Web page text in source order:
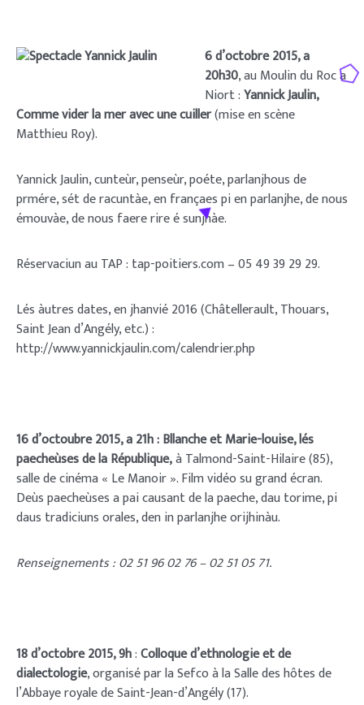
6 d’octobre 2015, a
20h30, au Moulin du Roc a
Niort :Yannick Jaulin,
Comme vider la meravec une cuiller(mise en scène
Matthieu Roy).
Yannick Jaulin, cunteùr, penseùr, poéte, parlanjhous de
prmére, sét de racuntàe, en françaes pi en parlanjhe, de nous
émouvàe, de nous faere rire é sunjhàe.
Réservaciun au TAP : tap-poitiers.com – 05 49 39 29 29.
Lés àutres dates, en jhanvié 2016 (Châtellerault, Thouars,
Saint Jean d’Angély, etc.) :
http://www.yannickjaulin.com/calendrier.php
16 d’octoubre 2015, a 21h : Bllanche et Marie-louise, lés
paecheùses de la République,à Talmond-Saint-Hilaire (85),
salle de cinéma « Le Manoir ». Film vidéo su grand écran.
Deùs paecheùses a pai causant de la paeche, dau torime, pi
daus tradiciuns orales, den in parlanjhe orijhinàu.
Renseignements : 02 51 96 02 76 – 02 51 05 71.
18 d’octobre 2015, 9h:Colloque d’ethnologie et de
dialectologie, organisé par la Sefco à la Salle des hôtes de
l’Abbaye royale de Saint-Jean-d’Angély (17).